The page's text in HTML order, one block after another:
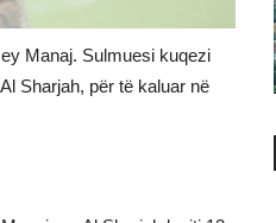
Manaj. Sulmuesi kuqezi
Sharjah, për të kaluar në